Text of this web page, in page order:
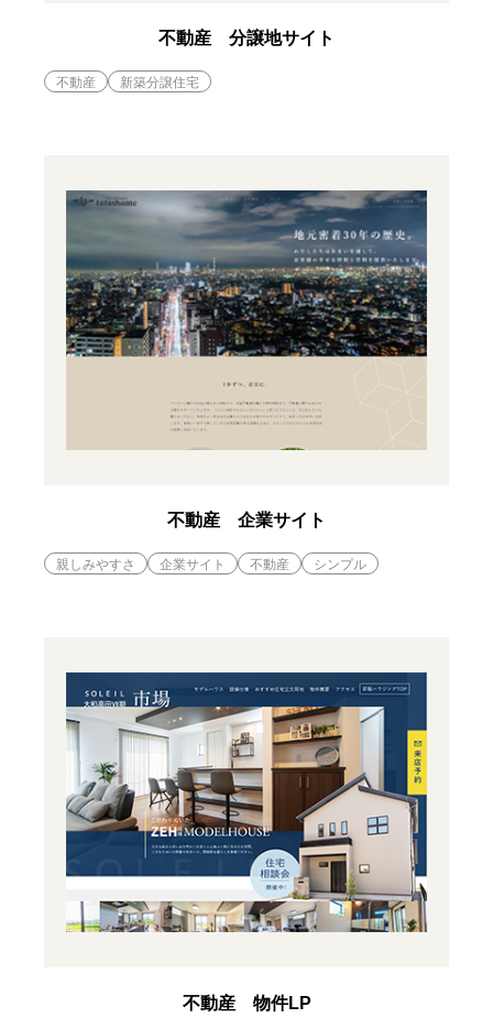
不動産 分譲地サイト
不動産 新築分譲住宅
不動産 企業サイト
親しみやすさ 企業サイト 不動産 シンプル
不動産 物件LP